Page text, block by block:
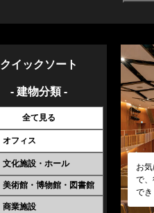
クイックソート
- 建物分類 -
全て見る
オフィス
文化施設・ホール
美術館・博物館・図書館
商業施設
お
で
で